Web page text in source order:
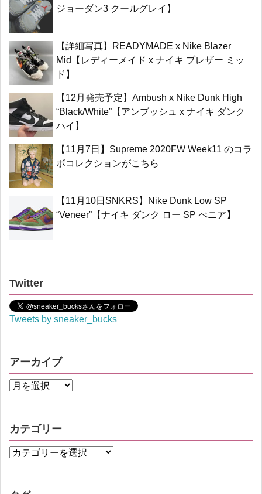
ジョーダン3 クールグレイ】
【詳細写真】READYMADE x Nike Blazer
Mid【レディーメイド x ナイキ ブレザー ミッ
ド】
【12月発売予定】Ambush x Nike Dunk High
“Black/White”【アンブッシュ x ナイキ ダンク
ハイ】
【11月7日】Supreme 2020FW Week11 のコラ
ボコレクションがこちら
【11月10日SNKRS】Nike Dunk Low SP
“Veneer”【ナイキ ダンク ロー SP べニア】
Twitter
Tweets by sneaker_bucks
アーカイブ
カテゴリー